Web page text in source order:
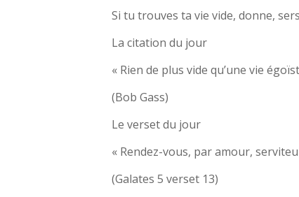
Si tu trouves ta vie vide, donne,
La citation du jour
« Rien de plus vide qu’une vie
(Bob Gass)
Le verset du jour
« Rendez-vous, par amour,
(Galates 5 verset 13)